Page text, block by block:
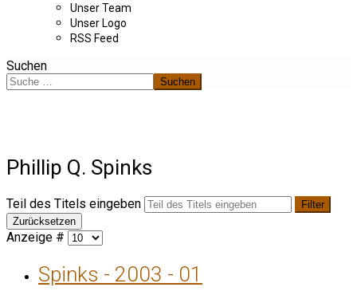
Unser Team
Unser Logo
RSS Feed
Suchen
Suchen
Phillip Q. Spinks
Teil des Titels eingeben
Filter
Zurücksetzen
Anzeige #
Spinks - 2003 - 01